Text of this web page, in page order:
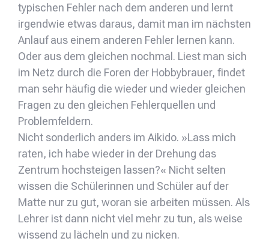
typischen Fehler nach dem anderen und lernt
irgendwie etwas daraus, damit man im nächsten
Anlauf aus einem anderen Fehler lernen kann.
Oder aus dem gleichen nochmal. Liest man sich
im Netz durch die Foren der Hobbybrauer, findet
man sehr häufig die wieder und wieder gleichen
Fragen zu den gleichen Fehlerquellen und
Problemfeldern.
Nicht sonderlich anders im Aikido. »Lass mich
raten, ich habe wieder in der Drehung das
Zentrum hochsteigen lassen?« Nicht selten
wissen die Schülerinnen und Schüler auf der
Matte nur zu gut, woran sie arbeiten müssen. Als
Lehrer ist dann nicht viel mehr zu tun, als weise
wissend zu lächeln und zu nicken.